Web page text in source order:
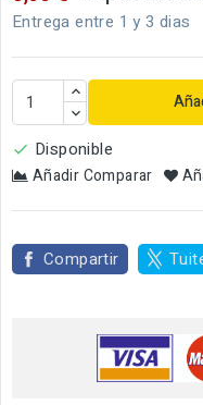
Entrega entre 1 y 3 dias
 Disponible
Añadir Comparar
Compartir